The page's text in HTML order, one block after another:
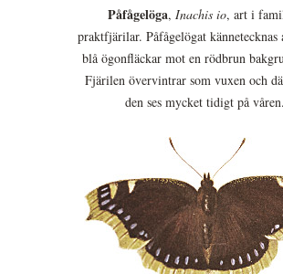
Påfågelöga, Inachis io, art i
praktfjärilar. Påfågelögat
blå ögonfläckar mot en rödbrun
Fjärilen övervintrar som vuxen och
den ses mycket tidigt på våren.